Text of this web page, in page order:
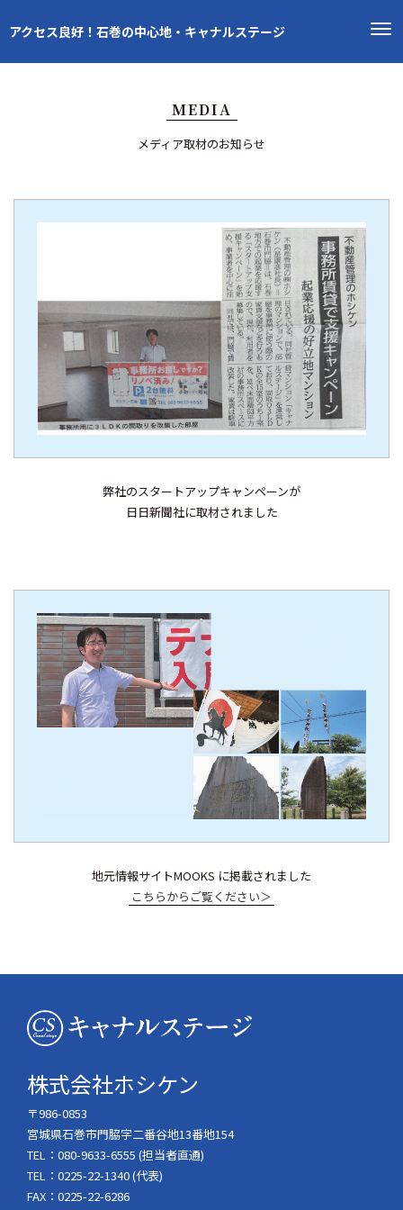
アクセス良好！石巻の中心地・キャナルステージ
MEDIA
メディア取材のお知らせ
弊社のスタートアップキャンペーンが
日日新聞社に取材されました
地元情報サイトMOOKS に掲載されました
こちらからご覧ください＞
株式会社ホシケン
〒986-0853
宮城県石巻市門脇字二番谷地13番地154
TEL：080-9633-6555 (担当者直通)
TEL：0225-22-1340 (代表)
FAX：0225-22-6286